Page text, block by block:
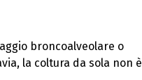
broncoalveolare o
la coltura da sola non è